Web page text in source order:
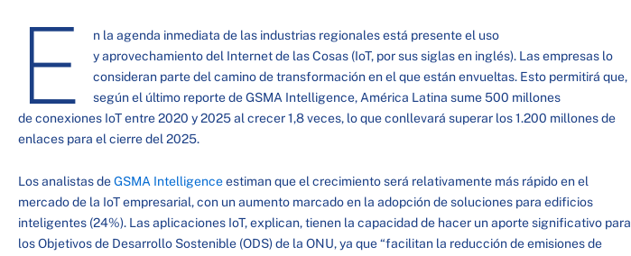
E
n la agenda inmediata de las industrias regionales está presente el uso
y aprovechamiento del Internet de las Cosas (IoT, por sus siglas en inglés). Las empresas lo
consideran parte del camino de transformación en el que están envueltas. Esto permitirá que,
según el último reporte de GSMA Intelligence, América Latina sume 500 millones
de conexiones IoT entre 2020 y 2025 al crecer 1,8 veces, lo que conllevará superar los 1.200 millones de
enlaces para el cierre del 2025.
Los analistas deGSMA Intelligenceestiman que el crecimiento será relativamente más rápido en el
mercado de la IoT empresarial, con un aumento marcado en la adopción de soluciones para edificios
inteligentes (24%). Las aplicaciones IoT, explican, tienen la capacidad de hacer un aporte significativo para
los Objetivos de Desarrollo Sostenible (ODS) de la ONU, ya que “facilitan la reducción de emisiones de